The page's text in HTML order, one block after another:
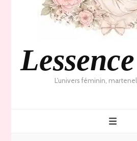
L'univers féminin,